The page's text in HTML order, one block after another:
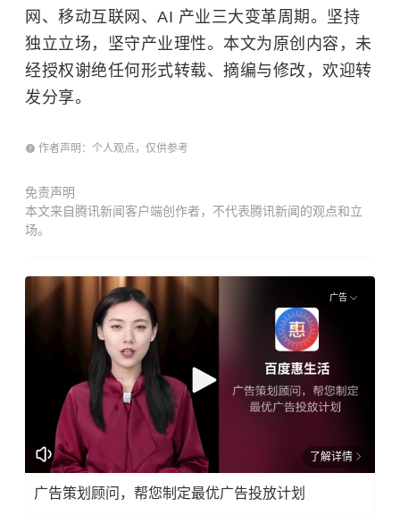
网、移动互联网、AI 产业三大变革周期。坚持
独立立场，坚守产业理性。本文为原创内容，未
经授权谢绝任何形式转载、摘编与修改，欢迎转
发分享。
作者声明：个人观点，仅供参考
免责声明
本文来自腾讯新闻客户端创作者，不代表腾讯新闻的观点和立
场。
广告
了解详情
广告策划顾问，帮您制定最优广告投放计划